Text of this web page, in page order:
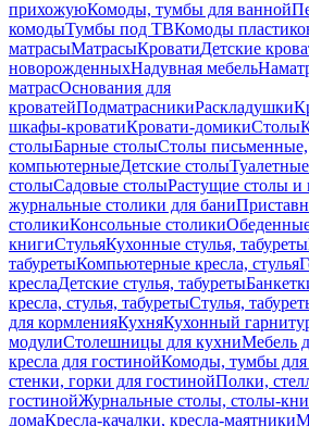
прихожуюКомоды, тумбы для ванной
комодыТумбы под ТВКомоды
матрасыМатрасыКроватиДетские
новорожденныхНадувная мебель
матрасОснования для
кроватейПодматрасникиРаскладушки
шкафы-кроватиКровати-домикиСтолы
столыБарные столыСтолы письменные,
компьютерныеДетские столы
столыСадовые столыРастущие столы и
журнальные столики для бани
столикиКонсольные столики
книгиСтульяКухонные стулья, табуреты
табуретыКомпьютерные кресла, стулья
креслаДетские стулья, табуреты
кресла, стулья, табуретыСтулья,
для кормленияКухняКухонный
модулиСтолешницы для кухниМебель
кресла для гостинойКомоды, тумбы для
стенки, горки для гостинойПолки,
гостинойЖурнальные столы, столы-
домаКресла-качалки, кресла-маятники